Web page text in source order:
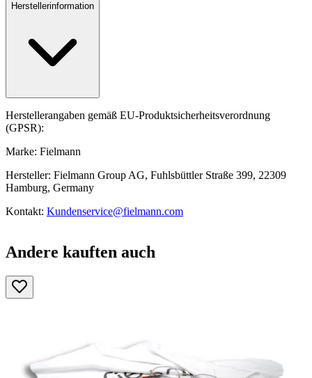
Herstellerinformation
Herstellerangaben gemäß EU-Produktsicherheitsverordnung
(GPSR):
Marke: Fielmann
Hersteller: Fielmann Group AG, Fuhlsbüttler Straße 399, 22309
Hamburg, Germany
Kontakt: Kundenservice@fielmann.com
Andere kauften auch